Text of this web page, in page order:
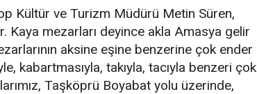
Kültür ve Turizm Müdürü Metin Süren,
Kaya mezarları deyince akla Amasya gelir
aksine eşine benzerine çok ender
kabartmasıyla, takıyla, tacıyla benzeri çok
Taşköprü Boyabat yolu üzerinde,